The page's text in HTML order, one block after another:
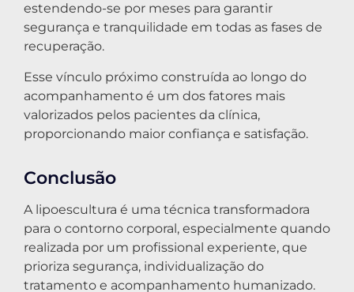
estendendo-se por meses para garantir
segurança e tranquilidade em todas as fases de
recuperação.
Esse vínculo próximo construída ao longo do
acompanhamento é um dos fatores mais
valorizados pelos pacientes da clínica,
proporcionando maior confiança e satisfação.
Conclusão
A lipoescultura é uma técnica transformadora
para o contorno corporal, especialmente quando
realizada por um profissional experiente, que
prioriza segurança, individualização do
tratamento e acompanhamento humanizado.